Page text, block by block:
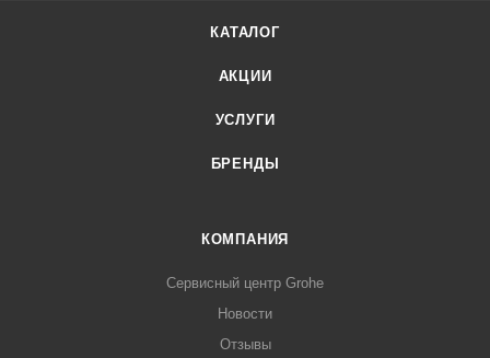
КАТАЛОГ
АКЦИИ
УСЛУГИ
БРЕНДЫ
КОМПАНИЯ
Сервисный центр Grohe
Новости
Отзывы